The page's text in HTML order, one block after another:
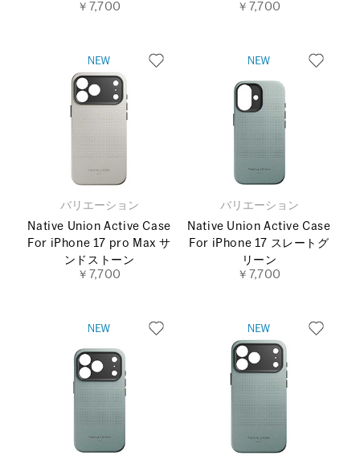
￥7,700
￥7,700
バリエーション
Native Union Active Case
For iPhone 17 pro Max サ
ンドストーン
￥7,700
バリエーション
Native Union Active Case
For iPhone 17 スレートグ
リーン
￥7,700